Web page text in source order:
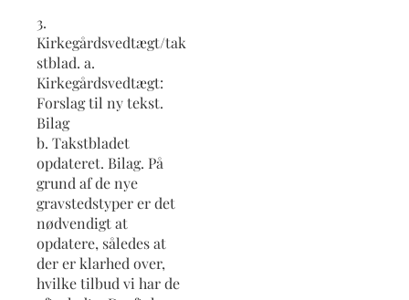
3.
Kirkegårdsvedtægt/tak
stblad. a.
Kirkegårdsvedtægt:
Forslag til ny tekst.
Bilag
b. Takstbladet
opdateret. Bilag. På
grund af de nye
gravstedstyper er det
nødvendigt at
opdatere, således at
der er klarhed over,
hvilke tilbud vi har de